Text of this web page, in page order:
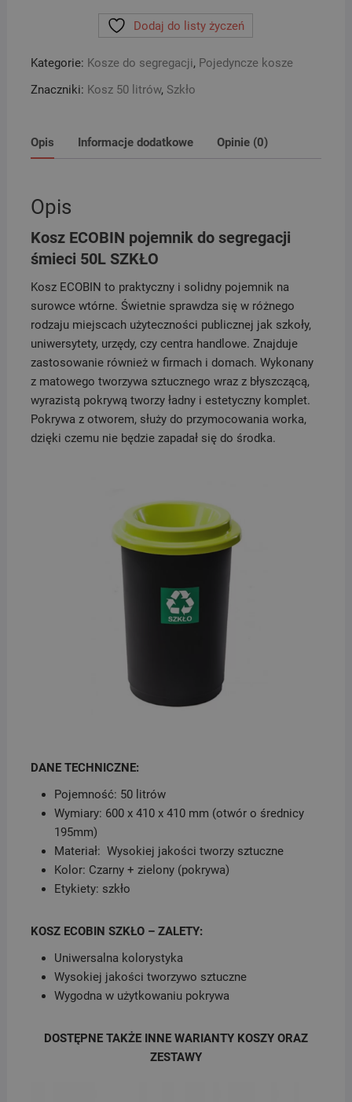
segregacji
śmieci
Dodaj do listy życzeń
Kategorie: Kosze do segregacji, Pojedyncze kosze
Znaczniki: Kosz 50 litrów, Szkło
Opis Informacje dodatkowe Opinie (0)
Opis
Kosz ECOBIN pojemnik do segregacji
śmieci 50L SZKŁO
Kosz ECOBIN to praktyczny i solidny pojemnik na
surowce wtórne. Świetnie sprawdza się w różnego
rodzaju miejscach użyteczności publicznej jak szkoły,
uniwersytety, urzędy, czy centra handlowe. Znajduje
zastosowanie również w firmach i domach. Wykonany
z matowego tworzywa sztucznego wraz z błyszczącą,
wyrazistą pokrywą tworzy ładny i estetyczny komplet.
Pokrywa z otworem, służy do przymocowania worka,
dzięki czemu nie będzie zapadał się do środka.
DANE TECHNICZNE:
Pojemność: 50 litrów
Wymiary: 600 x 410 x 410 mm (otwór o średnicy
195mm)
Materiał: Wysokiej jakości tworzy sztuczne
Kolor: Czarny + zielony (pokrywa)
Etykiety: szkło
KOSZ ECOBIN SZKŁO – ZALETY:
Uniwersalna kolorystyka
Wysokiej jakości tworzywo sztuczne
Wygodna w użytkowaniu pokrywa
DOSTĘPNE TAKŻE INNE WARIANTY KOSZY ORAZ
ZESTAWY